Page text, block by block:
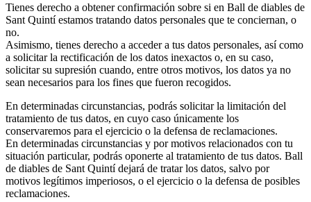
Tienes derecho a obtener confirmación sobre si en Ball de diables de
Sant Quintí estamos tratando datos personales que te conciernan, o
no.
Asimismo, tienes derecho a acceder a tus datos personales, así como
a solicitar la rectificación de los datos inexactos o, en su caso,
solicitar su supresión cuando, entre otros motivos, los datos ya no
sean necesarios para los fines que fueron recogidos.
En determinadas circunstancias, podrás solicitar la limitación del
tratamiento de tus datos, en cuyo caso únicamente los
conservaremos para el ejercicio o la defensa de reclamaciones.
En determinadas circunstancias y por motivos relacionados con tu
situación particular, podrás oponerte al tratamiento de tus datos. Ball
de diables de Sant Quintí dejará de tratar los datos, salvo por
motivos legítimos imperiosos, o el ejercicio o la defensa de posibles
reclamaciones.